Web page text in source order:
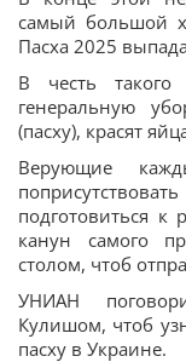
самый большой
Пасха 2025
В честь
генеральную
(пасху), красят
Верующие
подготовиться к
канун самого
столом, чтоб
УНИАН
Кулишом, чтоб
пасху в Украине.